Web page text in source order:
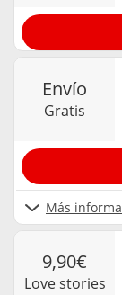
envío
gratis
Más
9,90€
love stories